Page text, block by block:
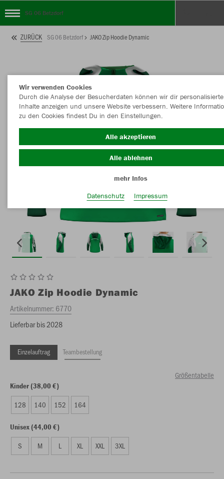
SG 06 Betzdorf
ZURÜCK SG 06 Betzdorf JAKO Zip Hoodie Dynamic
JAKO Zip Hoodie Dynamic
Artikelnummer: 6770
Lieferbar bis 2028
Einzelauftrag Teambestellung
Größentabelle
Kinder (38,00 €)
128 140 152 164
Unisex (44,00 €)
S M L XL XXL 3XL
Wir verwenden Cookies
Durch die Analyse der Besucherdaten können wir dir personalisierte
Inhalte anzeigen und unsere Website verbessern. Weitere
zu den Cookies findest Du in den Einstellungen.
Alle akzeptieren
Alle ablehnen
mehr Infos
Datenschutz
Impressum